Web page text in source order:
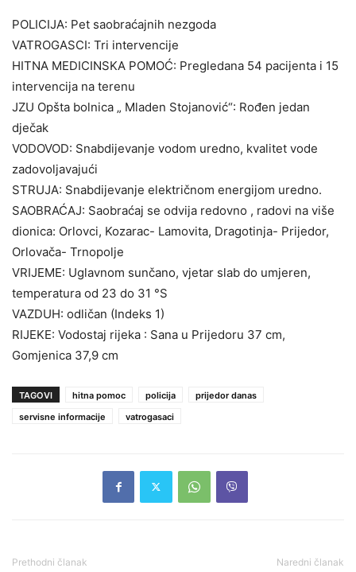
POLICIJA: Pet saobraćajnih nezgoda
VATROGASCI: Tri intervencije
HITNA MEDICINSKA POMOĆ: Pregledana 54 pacijenta i 15
intervencija na terenu
JZU Opšta bolnica „ Mladen Stojanović“: Rođen jedan
dječak
VODOVOD: Snabdijevanje vodom uredno, kvalitet vode
zadovoljavajući
STRUJA: Snabdijevanje električnom energijom uredno.
SAOBRAĆAJ: Saobraćaj se odvija redovno , radovi na više
dionica: Orlovci, Kozarac- Lamovita, Dragotinja- Prijedor,
Orlovača- Trnopolje
VRIJEME: Uglavnom sunčano, vjetar slab do umjeren,
temperatura od 23 do 31 °S
VAZDUH: odličan (Indeks 1)
RIJEKE: Vodostaj rijeka : Sana u Prijedoru 37 cm,
Gomjenica 37,9 cm
TAGOVI hitna pomoc policija
prijedor danas
servisne informacije
vatrogasaci
Prethodni članak Naredni članak